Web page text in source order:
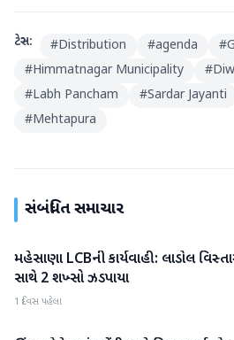
ટેગ્સ: #Distribution #agenda #
#Himmatnagar Municipality #
#Labh Pancham #Sardar Jayanti
#Mehtapura
સંબંધિત સમાચાર
મહેસાણા
મહેસાણા LCBની કાર્યવાહી: લાડોલ
સાથે 2 શખ્સો ઝડપાયા
1 દિવસ પહેલા